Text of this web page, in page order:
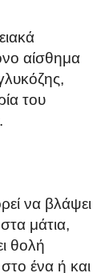
αίσθημα
του
να βλάψει
μάτια,
θολή
ένα ή και